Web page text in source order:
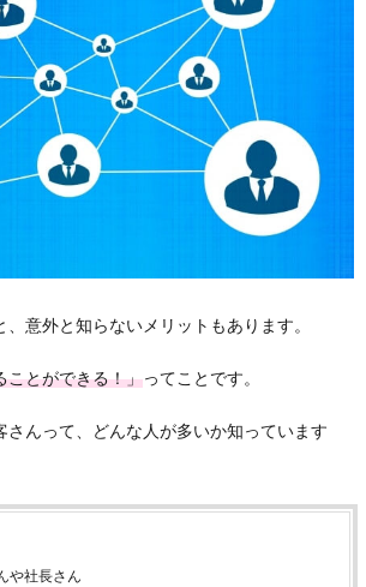
意外と知らないメリットもあります。
ことができる！」ってことです。
さんって、どんな人が多いか知っています
や社長さん